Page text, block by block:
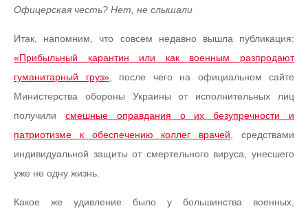
Офицерская честь? Нет, не слышали
Итак, напомним, что совсем недавно вышла публикация:
«Прибыльный карантин или как военным разпродают
гуманитарный груз», после чего на официальном сайте
Министерства обороны Украины от исполнительных лиц
получили смешные оправдания о их безупречности и
патриотизме к обеспечению коллег врачей, средствами
индивидуальной защиты от смертельного вируса, унесшего
уже не одну жизнь.
Какое же удивление было у большинства военных,